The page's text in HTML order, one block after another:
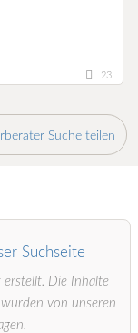
23
Suche teilen
Suchseite
erstellt. Die Inhalte
von unseren